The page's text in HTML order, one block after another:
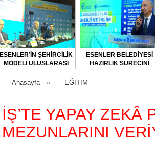
ESENLER’İN ŞEHİRCİLİK
MODELİ ULUSLARASI
FORUMDA TANITILDI
ESENLER BELEDİYESİ
HAZIRLIK SÜRECİNİ
BAŞLATTI
Anasayfa » EĞİTİM
İŞ’TE YAPAY ZEKÂ
MEZUNLARINI